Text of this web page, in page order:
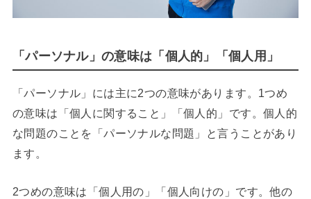
「パーソナル」の意味は「個人的」「個人用」
「パーソナル」には主に2つの意味があります。1つめ
の意味は「個人に関すること」「個人的」です。個人的
な問題のことを「パーソナルな問題」と言うことがあり
ます。
2つめの意味は「個人用の」「個人向けの」です。他の